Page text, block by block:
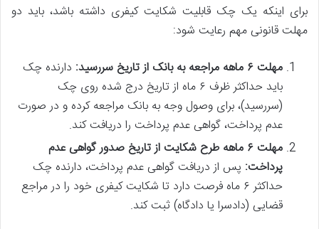
برای اینکه یک چک قابلیت شکایت کیفری داشته باشد، باید دو
مهلت قانونی مهم رعایت شود:
مهلت ۶ ماهه مراجعه به بانک از تاریخ سررسید:
دارنده چک
باید حداکثر ظرف ۶ ماه از تاریخ درج شده روی چک
(سررسید)، برای وصول وجه به بانک مراجعه کرده و در صورت
عدم پرداخت، گواهی عدم پرداخت را دریافت کند.
مهلت ۶ ماهه طرح شکایت از تاریخ صدور گواهی عدم
پرداخت: پس از دریافت گواهی عدم پرداخت، دارنده چک
حداکثر ۶ ماه فرصت دارد تا شکایت کیفری خود را در مراجع
قضایی (دادسرا یا دادگاه) ثبت کند.